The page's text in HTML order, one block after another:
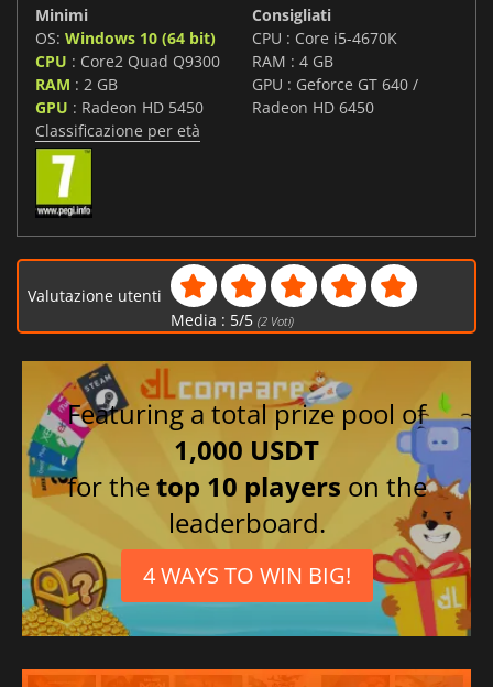
Minimi
OS: Windows 10 (64 bit)
CPU : Core2 Quad Q9300
RAM : 2 GB
GPU : Radeon HD 5450
Consigliati
CPU : Core i5-4670K
RAM : 4 GB
GPU : Geforce GT 640 /
Radeon HD 6450
Classificazione per età
Valutazione utenti
Media : 5/5 (2Voti)
Featuring a total prize pool of
1,000 USDT
for thetop 10 players on the
leaderboard.
4 WAYS TO WIN BIG!